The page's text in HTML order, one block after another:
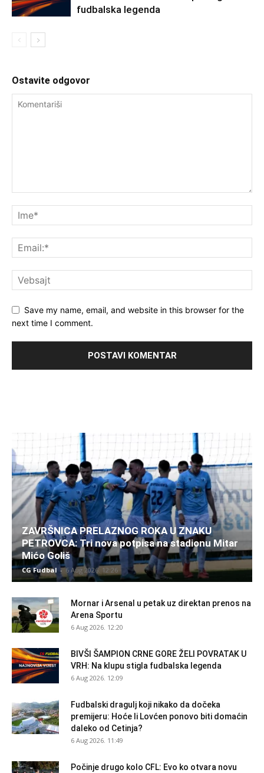
fudbalska legenda
Ostavite odgovor
Save my name, email, and website in this browser for the
next time I comment.
ZAVRŠNICA PRELAZNOG ROKA U ZNAKU
PETROVCA: Tri nova potpisa na stadionu Mitar
Mićo Goliš
CG Fudbal - 6 Aug 2026. 12:26
Mornar i Arsenal u petak uz direktan prenos na
Arena Sportu
6 Aug 2026. 12:20
BIVŠI ŠAMPION CRNE GORE ŽELI POVRATAK U
VRH: Na klupu stigla fudbalska legenda
6 Aug 2026. 12:09
Fudbalski dragulj koji nikako da dočeka
premijeru: Hoće li Lovćen ponovo biti domaćin
daleko od Cetinja?
6 Aug 2026. 11:49
Počinje drugo kolo CFL: Evo ko otvara novu